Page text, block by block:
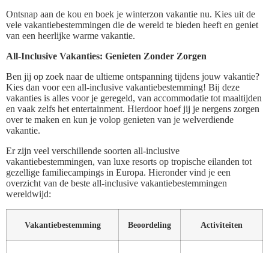
Ontsnap aan de kou en boek je winterzon vakantie nu. Kies uit de
vele vakantiebestemmingen die de wereld te bieden heeft en geniet
van een heerlijke warme vakantie.
All-Inclusive Vakanties: Genieten Zonder Zorgen
Ben jij op zoek naar de ultieme ontspanning tijdens jouw vakantie?
Kies dan voor een all-inclusive vakantiebestemming! Bij deze
vakanties is alles voor je geregeld, van accommodatie tot maaltijden
en vaak zelfs het entertainment. Hierdoor hoef jij je nergens zorgen
over te maken en kun je volop genieten van je welverdiende
vakantie.
Er zijn veel verschillende soorten all-inclusive
vakantiebestemmingen, van luxe resorts op tropische eilanden tot
gezellige familiecampings in Europa. Hieronder vind je een
overzicht van de beste all-inclusive vakantiebestemmingen
wereldwijd:
Vakantiebestemming Beoordeling Activiteiten